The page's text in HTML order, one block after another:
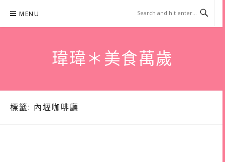
content
MENU
瑋瑋＊美食萬歲
標籤: 內壢咖啡廳